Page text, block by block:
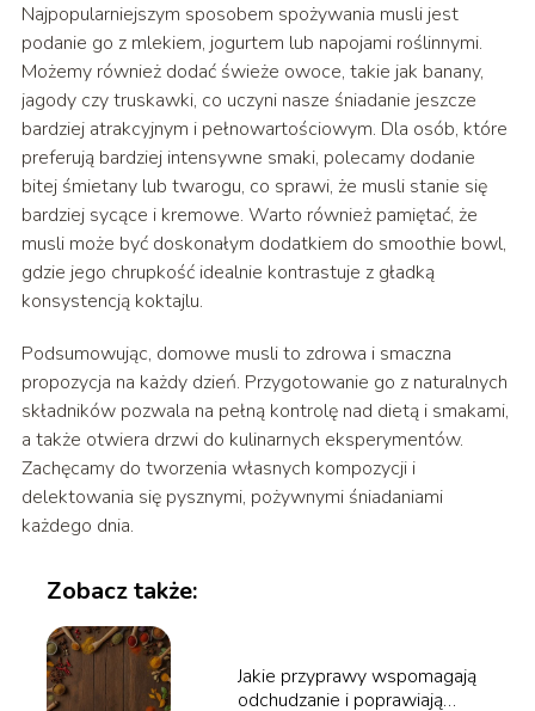
Najpopularniejszym sposobem spożywania musli jest
podanie go z mlekiem, jogurtem lub napojami roślinnymi.
Możemy również dodać świeże owoce, takie jak banany,
jagody czy truskawki, co uczyni nasze śniadanie jeszcze
bardziej atrakcyjnym i pełnowartościowym. Dla osób, które
preferują bardziej intensywne smaki, polecamy dodanie
bitej śmietany lub twarogu, co sprawi, że musli stanie się
bardziej sycące i kremowe. Warto również pamiętać, że
musli może być doskonałym dodatkiem do smoothie bowl,
gdzie jego chrupkość idealnie kontrastuje z gładką
konsystencją koktajlu.
Podsumowując, domowe musli to zdrowa i smaczna
propozycja na każdy dzień. Przygotowanie go z naturalnych
składników pozwala na pełną kontrolę nad dietą i smakami,
a także otwiera drzwi do kulinarnych eksperymentów.
Zachęcamy do tworzenia własnych kompozycji i
delektowania się pysznymi, pożywnymi śniadaniami
każdego dnia.
Zobacz także:
Jakie przyprawy wspomagają
odchudzanie i poprawiają